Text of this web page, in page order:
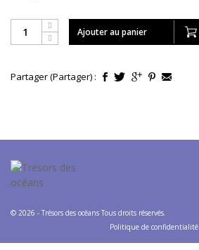
Ajouter au panier
Partager (Partager) :
© 2026 - Trésors des océans Tous droits réservés.
Politique de confidentialité